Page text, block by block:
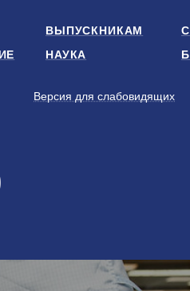
ВЫПУСКНИКАМ
НАУКА
Версия для слабовидящих